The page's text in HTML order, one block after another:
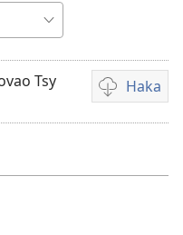
Tsy
Haka
Fandikana
video